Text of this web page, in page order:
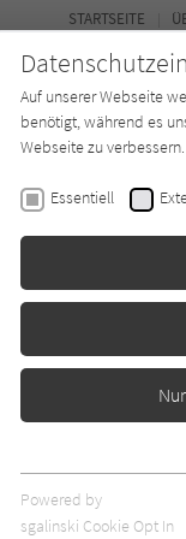
STARTSEITE
Auf unserer Webseite
benötigt, während es
Webseite zu verbessern.
Essentiell
Essentielle Cookies
benötigt. Dadurch ist
Powered by
sgalinski Cookie Opt In